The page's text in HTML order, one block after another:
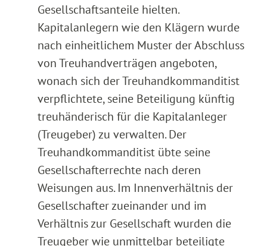
Gesellschaftsanteile hielten.
Kapitalanlegern wie den Klägern wurde
nach einheitlichem Muster der Abschluss
von Treuhandverträgen angeboten,
wonach sich der Treuhandkommanditist
verpflichtete, seine Beteiligung künftig
treuhänderisch für die Kapitalanleger
(Treugeber) zu verwalten. Der
Treuhandkommanditist übte seine
Gesellschafterrechte nach deren
Weisungen aus. Im Innenverhältnis der
Gesellschafter zueinander und im
Verhältnis zur Gesellschaft wurden die
Treugeber wie unmittelbar beteiligte